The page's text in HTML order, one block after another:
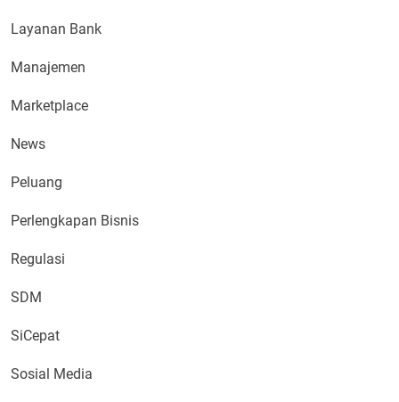
Layanan Bank
Manajemen
Marketplace
News
Peluang
Perlengkapan Bisnis
Regulasi
SDM
SiCepat
Sosial Media